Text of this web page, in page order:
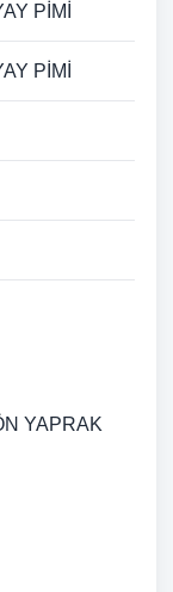
PİMİ
PİMİ
YAPRAK